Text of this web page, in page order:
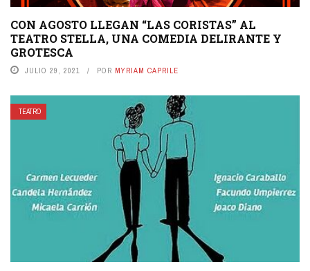
CON AGOSTO LLEGAN “LAS CORISTAS” AL
TEATRO STELLA, UNA COMEDIA DELIRANTE Y
GROTESCA
JULIO 29, 2021 POR MYRIAM CAPRILE
TEATRO